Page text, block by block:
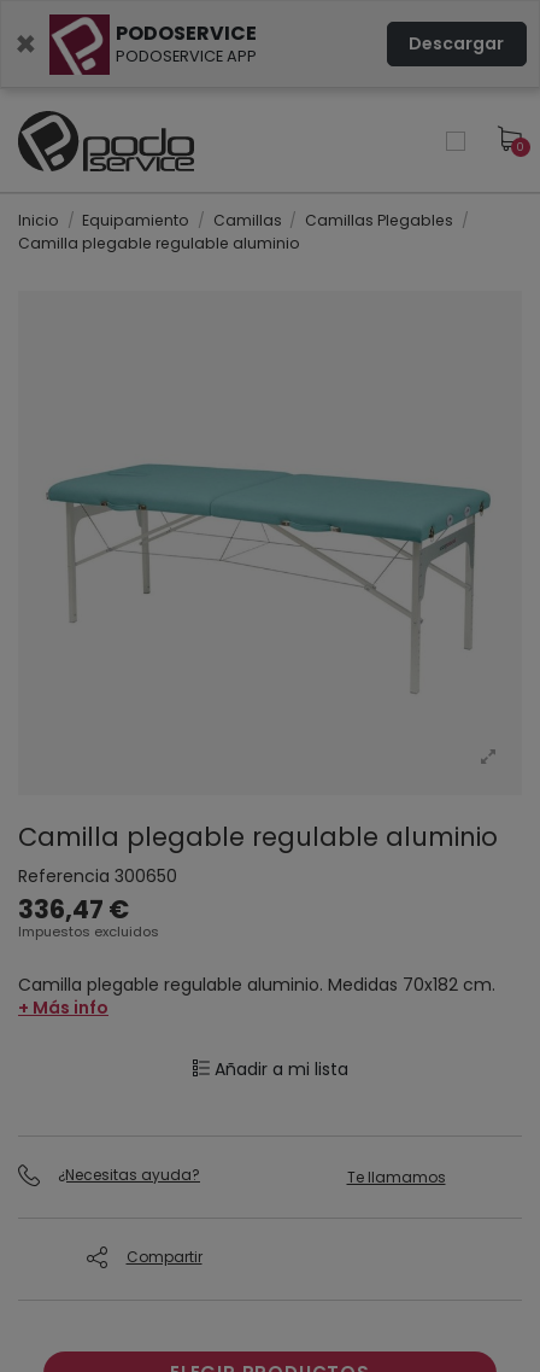
× PODOSERVICE
PODOSERVICE APP Descargar
0
Inicio Equipamiento Camillas
Camillas Plegables
Camilla plegable regulable aluminio
Camilla plegable regulable aluminio
Referencia 300650
336,47 €
Impuestos excluidos
Camilla plegable regulable aluminio. Medidas 70x182 cm.
+ Más info
Añadir a mi lista
¿Necesitas ayuda? Te llamamos
Compartir